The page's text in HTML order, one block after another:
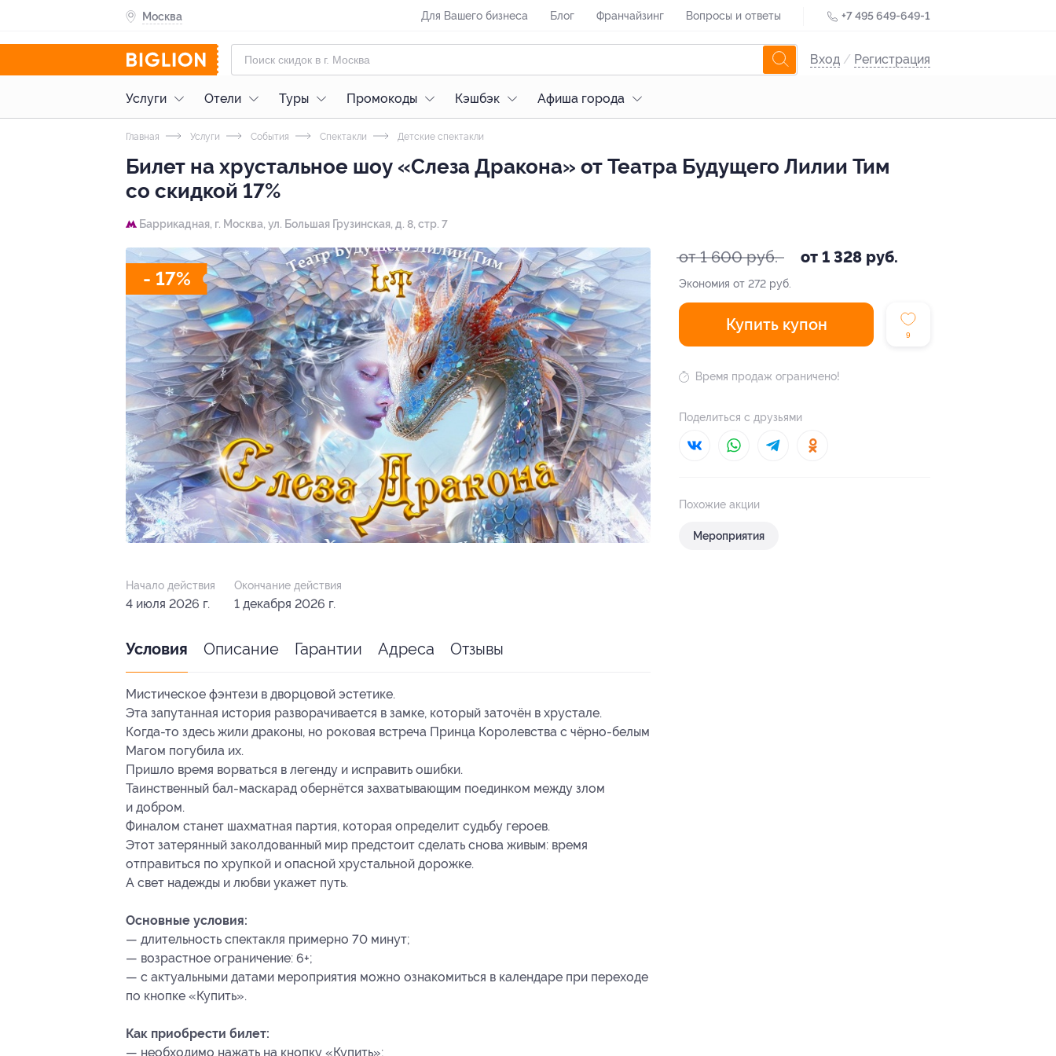
Москва Для Вашего бизнеса Блог Франчайзинг Вопросы и ответы +7 495 649-649-1
Вход / Регистрация
Услуги Отели Туры Промокоды Кэшбэк Афиша города
Главная Услуги События Спектакли Детские спектакли
Билет на хрустальное шоу «Слеза Дракона» от Театра Будущего Лилии Тим
со скидкой 17%
Баррикадная, г. Москва, ул. Большая Грузинская, д. 8, стр. 7
- 17%
от 1 600 руб. от 1 328 руб.
Экономия от 272 руб.
Купить купон
9
Время продаж ограничено!
Поделиться с друзьями
Похожие акции
Мероприятия
Начало действия
4 июля 2026 г.
Окончание действия
1 декабря 2026 г.
Условия Описание Гарантии Адреса Отзывы
Мистическое фэнтези в дворцовой эстетике.
Эта запутанная история разворачивается в замке, который заточён в хрустале.
Когда-то здесь жили драконы, но роковая встреча Принца Королевства с чёрно-белым
Магом погубила их.
Пришло время ворваться в легенду и исправить ошибки.
Таинственный бал-маскарад обернётся захватывающим поединком между злом
и добром.
Финалом станет шахматная партия, которая определит судьбу героев.
Этот затерянный заколдованный мир предстоит сделать снова живым: время
отправиться по хрупкой и опасной хрустальной дорожке.
А свет надежды и любви укажет путь.
Основные условия:
— длительность спектакля примерно 70 минут;
— возрастное ограничение: 6+;
— с актуальными датами мероприятия можно ознакомиться в календаре при переходе
по кнопке «Купить».
Как приобрести билет:
— необходимо нажать на кнопку «Купить»;